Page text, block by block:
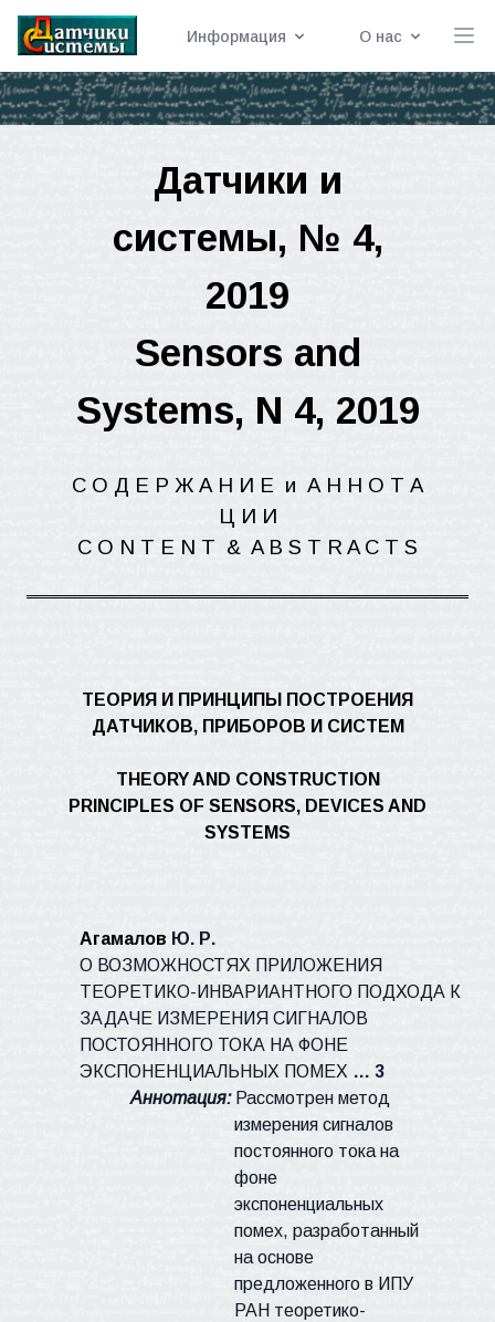
Информация О нас
Датчики и
системы, № 4,
2019
Sensors and
Systems, N 4, 2019
С О Д Е Р Ж А Н И Е и А Н Н О Т А
Ц И И
C O N T E N T & A B S T R A C T S
ТЕОРИЯ И ПРИНЦИПЫ ПОСТРОЕНИЯ
ДАТЧИКОВ, ПРИБОРОВ И СИСТЕМ
THEORY AND CONSTRUCTION
PRINCIPLES OF SENSORS, DEVICES AND
SYSTEMS
Агамалов Ю. Р.
О ВОЗМОЖНОСТЯХ ПРИЛОЖЕНИЯ
ТЕОРЕТИКО-ИНВАРИАНТНОГО ПОДХОДА К
ЗАДАЧЕ ИЗМЕРЕНИЯ СИГНАЛОВ
ПОСТОЯННОГО ТОКА НА ФОНЕ
ЭКСПОНЕНЦИАЛЬНЫХ ПОМЕХ … 3
Аннотация:Рассмотрен метод
измерения сигналов
постоянного тока на
фоне
экспоненциальных
помех, разработанный
на основе
предложенного в ИПУ
РАН теоретико-